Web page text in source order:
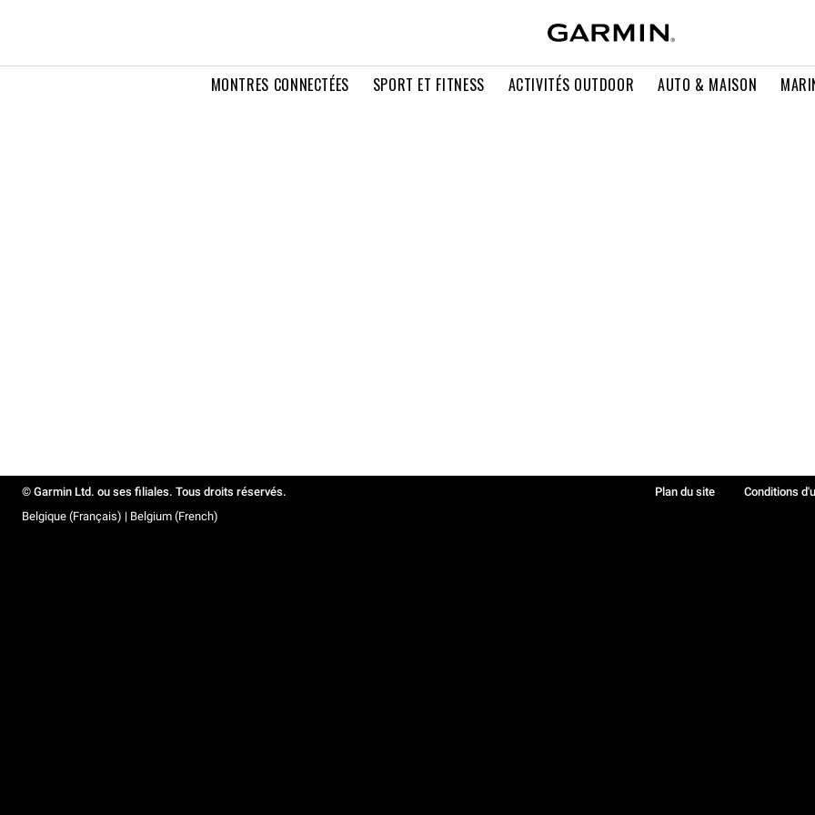
MONTRES CONNECTÉES SPORT ET FITNESS ACTIVITÉS OUTDOOR AUTO & MAISON
© Garmin Ltd. ou ses filiales. Tous droits réservés. Plan du site Conditions
Belgique (Français) | Belgium (French)